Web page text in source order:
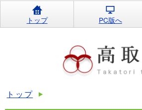
トップ PC版へ
トップ